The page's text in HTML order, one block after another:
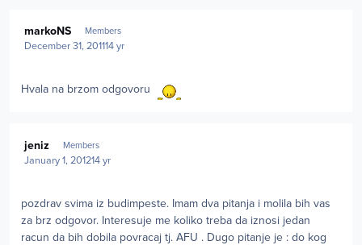
markoNS Members
December 31, 201114 yr
Hvala na brzom odgovoru
jeniz Members
January 1, 201214 yr
pozdrav svima iz budimpeste. Imam dva pitanja i molila bih vas
za brz odgovor. Interesuje me koliko treba da iznosi jedan
racun da bih dobila povracaj tj. AFU . Dugo pitanje je : do kog